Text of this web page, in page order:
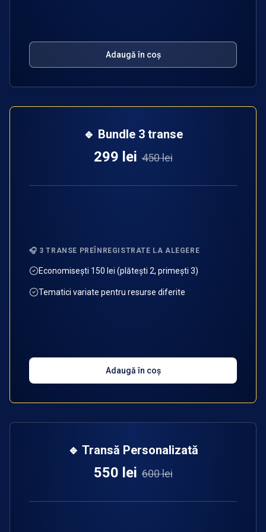
Adaugă în coș
🔹 Bundle 3 transe
299 lei 450 lei
🎧 3 TRANSE PREÎNREGISTRATE LA ALEGERE
Economisești 150 lei (plătești 2, primești 3)
Tematici variate pentru resurse diferite
Adaugă în coș
🔹 Transă Personalizată
550 lei 600 lei